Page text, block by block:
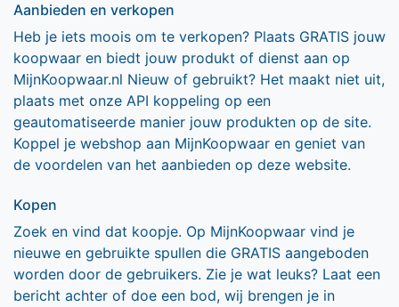
Aanbieden en verkopen
Heb je iets moois om te verkopen? Plaats GRATIS jouw
koopwaar en biedt jouw produkt of dienst aan op
MijnKoopwaar.nl Nieuw of gebruikt? Het maakt niet uit,
plaats met onze API koppeling op een
geautomatiseerde manier jouw produkten op de site.
Koppel je webshop aan MijnKoopwaar en geniet van
de voordelen van het aanbieden op deze website.
Kopen
Zoek en vind dat koopje. Op MijnKoopwaar vind je
nieuwe en gebruikte spullen die GRATIS aangeboden
worden door de gebruikers. Zie je wat leuks? Laat een
bericht achter of doe een bod, wij brengen je in